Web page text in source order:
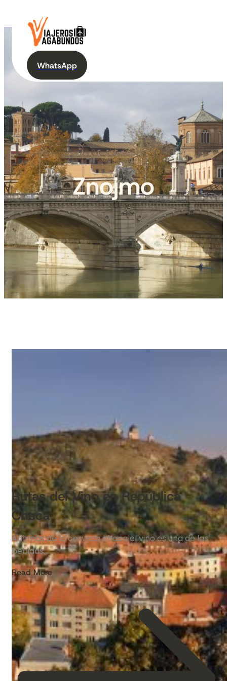
WhatsApp
Znojmo
Rutas del Vino en República
Checa
Además de la cerveza checa el vino es una de las
bebidas…
Read More